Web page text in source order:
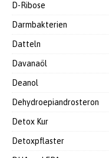
D-Ribose
Darmbakterien
Datteln
Davanaöl
Deanol
Dehydroepiandrosteron
Detox Kur
Detoxpflaster